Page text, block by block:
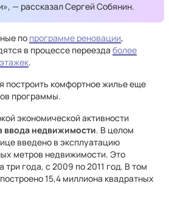
— рассказал Сергей Собянин.
по программе реновации,
в процессе переезда более
.
построить комфортное жилье еще
программы.
экономической активности
ввода недвижимости. В целом
введено в эксплуатацию
метров недвижимости. Это
три года, с 2009 по 2011 год. В том
15,4 миллиона квадратных